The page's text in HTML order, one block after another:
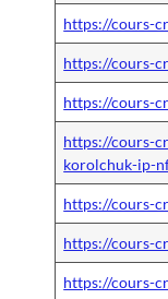
https://cours-
https://cours-
https://cours-
https://cours-
korolchuk-ip-
https://cours-
https://cours-
https://cours-